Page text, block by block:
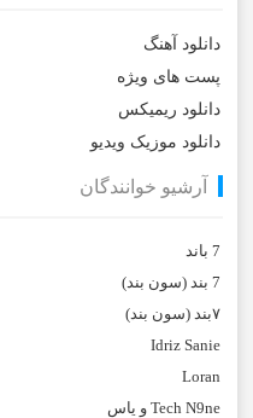
دانلود آهنگ
پست های ویژه
دانلود ریمیکس
دانلود موزیک ویدیو
آرشیو خوانندگان
7 باند
7 بند (سون بند)
۷بند (سون بند)
Idriz Sanie
Loran
Tech N9ne و یاس